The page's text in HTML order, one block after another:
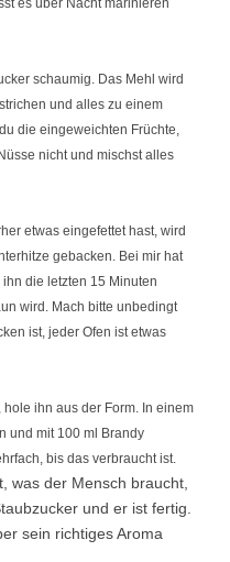
es über Nacht marinieren
schaumig. Das Mehl wird
und alles zu einem
die eingeweichten Früchte,
nicht und mischst alles
etwas eingefettet hast, wird
gebacken. Bei mir hat
die letzten 15 Minuten
wird. Mach bitte unbedingt
ist, jeder Ofen ist etwas
ihn aus der Form. In einem
und mit 100 ml Brandy
bis das verbraucht ist.
was der Mensch braucht,
und er ist fertig.
sein richtiges Aroma